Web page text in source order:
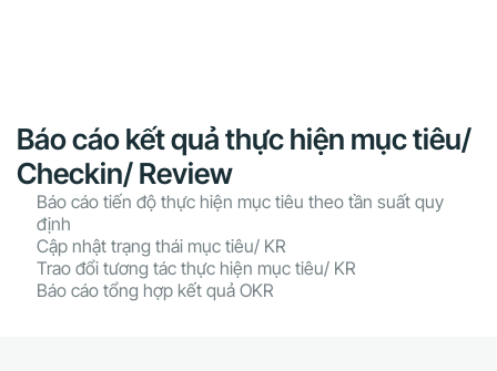
Báo cáo kết quả thực hiện mục tiêu/
Checkin/ Review
Báo cáo tiến độ thực hiện mục tiêu theo tần suất quy
định
Cập nhật trạng thái mục tiêu/ KR
Trao đổi tương tác thực hiện mục tiêu/ KR
Báo cáo tổng hợp kết quả OKR